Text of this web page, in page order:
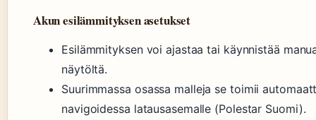
Akun esilämmityksen asetukset
Esilämmityksen voi ajastaa tai käynnistää
näytöltä.
Suurimmassa osassa malleja se toimii
navigoidessa latausasemalle (Polestar Suomi).